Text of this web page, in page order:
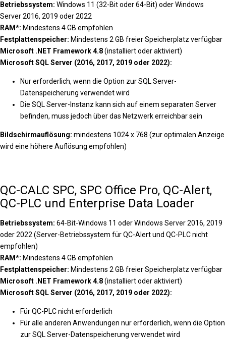
Betriebssystem: Windows 11 (32-Bit oder 64-Bit) oder Windows
Server 2016, 2019 oder 2022
RAM*: Mindestens 4 GB empfohlen
Festplattenspeicher: Mindestens 2 GB freier Speicherplatz verfügbar
Microsoft .NET Framework 4.8(installiert oder aktiviert)
Microsoft SQL Server (2016, 2017, 2019 oder 2022):
Nur erforderlich, wenn die Option zur SQL Server-
Datenspeicherung verwendet wird
Die SQL Server-Instanz kann sich auf einem separaten Server
befinden, muss jedoch über das Netzwerk erreichbar sein
Bildschirmauflösung: mindestens 1024 x 768 (zur optimalen Anzeige
wird eine höhere Auflösung empfohlen)
QC-CALC SPC, SPC Office Pro, QC-Alert,
QC-PLC und Enterprise Data Loader
Betriebssystem: 64-Bit-Windows 11 oder Windows Server 2016, 2019
oder 2022 (Server-Betriebssystem für QC-Alert und QC-PLC nicht
empfohlen)
RAM*: Mindestens 4 GB empfohlen
Festplattenspeicher: Mindestens 2 GB freier Speicherplatz verfügbar
Microsoft .NET Framework 4.8(installiert oder aktiviert)
Microsoft SQL Server (2016, 2017, 2019 oder 2022):
Für QC-PLC nicht erforderlich
Für alle anderen Anwendungen nur erforderlich, wenn die Option
zur SQL Server-Datenspeicherung verwendet wird